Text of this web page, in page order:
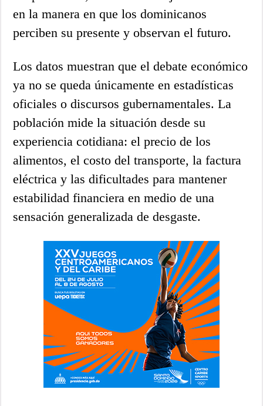
en la manera en que los dominicanos
perciben su presente y observan el futuro.
Los datos muestran que el debate económico
ya no se queda únicamente en estadísticas
oficiales o discursos gubernamentales. La
población mide la situación desde su
experiencia cotidiana: el precio de los
alimentos, el costo del transporte, la factura
eléctrica y las dificultades para mantener
estabilidad financiera en medio de una
sensación generalizada de desgaste.